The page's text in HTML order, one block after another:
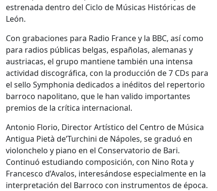
estrenada dentro del Ciclo de Músicas Históricas de
León.
Con grabaciones para Radio France y la BBC, así como
para radios públicas belgas, españolas, alemanas y
austriacas, el grupo mantiene también una intensa
actividad discográfica, con la producción de 7 CDs para
el sello Symphonia dedicados a inéditos del repertorio
barroco napolitano, que le han valido importantes
premios de la crítica internacional.
Antonio Florio, Director Artístico del Centro de Música
Antigua Pietà de’Turchini de Nápoles, se graduó en
violonchelo y piano en el Conservatorio de Bari.
Continuó estudiando composición, con Nino Rota y
Francesco d’Avalos, interesándose especialmente en la
interpretación del Barroco con instrumentos de época.